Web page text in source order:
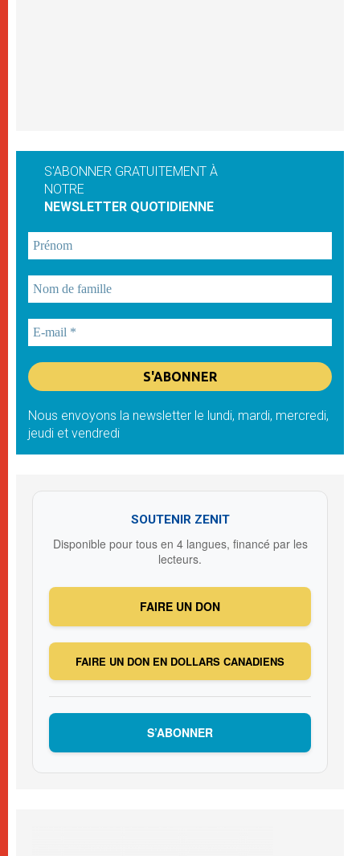
S'ABONNER GRATUITEMENT À
NOTRE
NEWSLETTER QUOTIDIENNE
Nous envoyons la newsletter le lundi, mardi, mercredi,
jeudi et vendredi
SOUTENIR ZENIT
Disponible pour tous en 4 langues, financé par les
lecteurs.
FAIRE UN DON
FAIRE UN DON EN DOLLARS CANADIENS
S’ABONNER